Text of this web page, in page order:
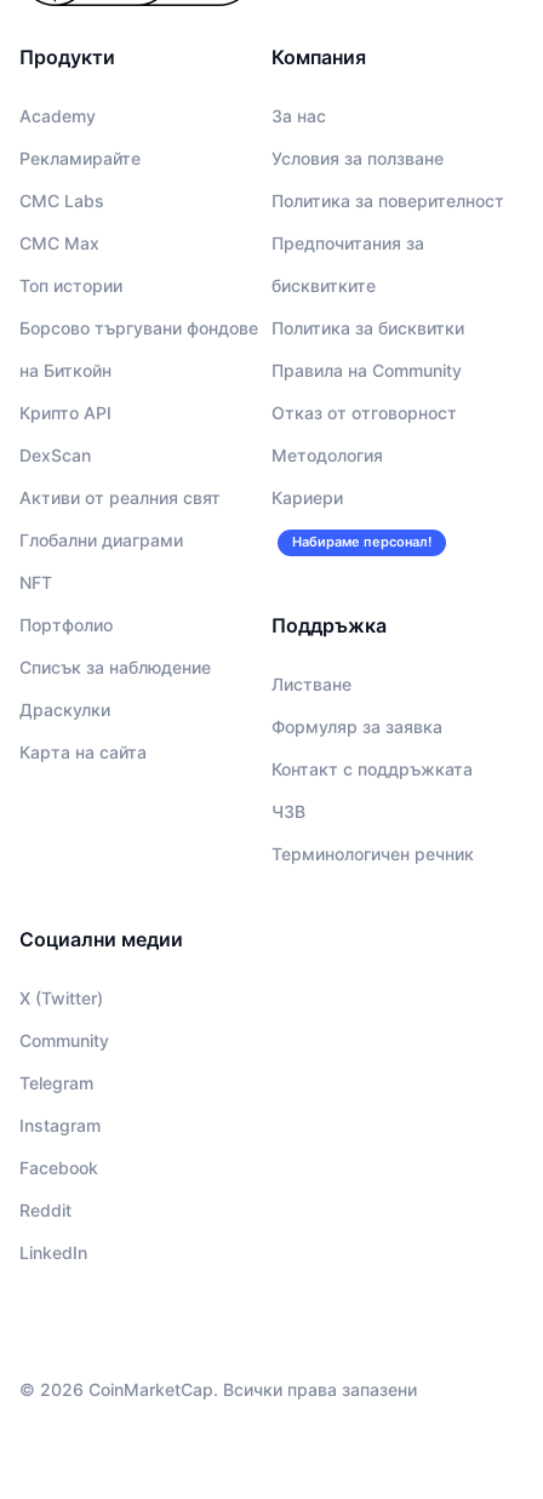
Продукти
Academy
Рекламирайте
CMC Labs
CMC Max
Топ истории
Борсово търгувани фондове
на Биткойн
Крипто API
DexScan
Активи от реалния свят
Глобални диаграми
NFT
Портфолио
Списък за наблюдение
Драскулки
Карта на сайта
Компания
За нас
Условия за ползване
Политика за поверителност
Предпочитания за
бисквитките
Политика за бисквитки
Правила на Community
Отказ от отговорност
Методология
Кариери
Набираме персонал!
Поддръжка
Листване
Формуляр за заявка
Контакт с поддръжката
ЧЗВ
Терминологичен речник
Социални медии
X (Twitter)
Community
Telegram
Instagram
Facebook
Reddit
LinkedIn
© 2026 CoinMarketCap. Всички права запазени